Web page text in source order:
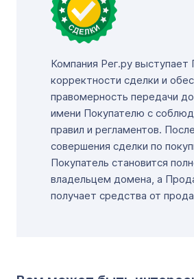
Компания Рег.ру выступает
корректности сделки и
правомерность передачи
имени Покупателю с
правил и регламентов. После
совершения сделки по
Покупатель становится
владельцем домена, а
получает средства от